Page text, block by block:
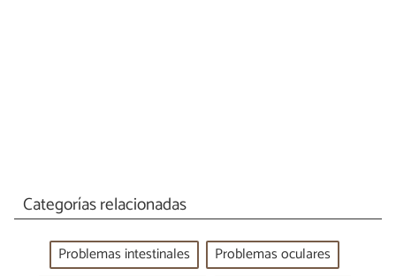
Categorías relacionadas
Problemas intestinales
Problemas oculares